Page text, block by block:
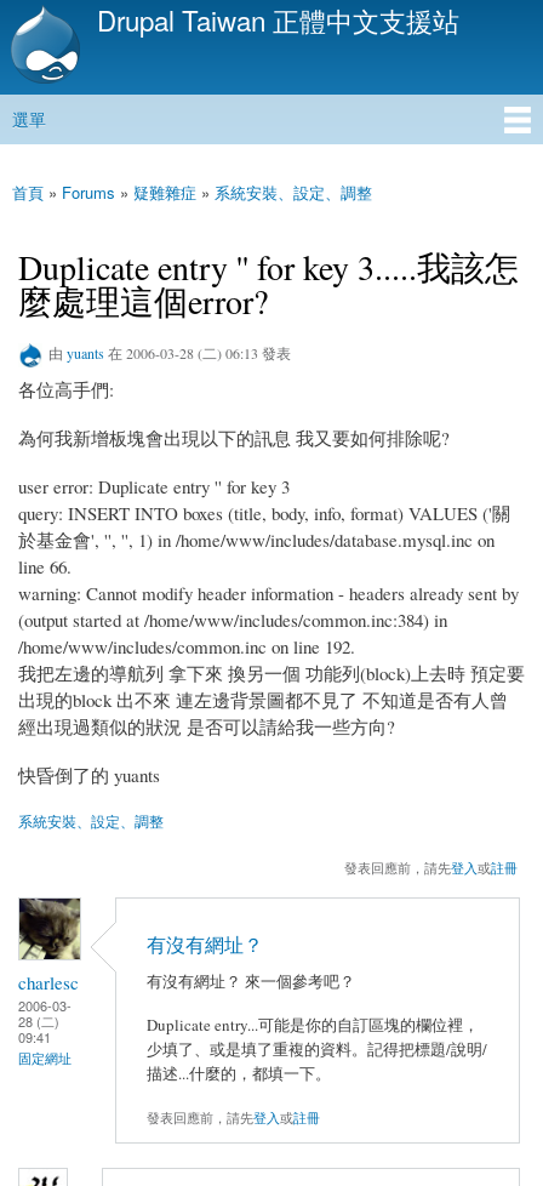
移
內
Drupal Taiwan 正體中文支援站
主選單
選單
您在這裡
首頁 » Forums » 疑難雜症 » 系統安裝、設定、調整
Duplicate entry '' for key 3.....我該怎
麼處理這個error?
由 yuants 在 2006-03-28 (二) 06:13 發表
各位高手們:
為何我新增板塊會出現以下的訊息 我又要如何排除呢?
user error: Duplicate entry '' for key 3
query: INSERT INTO boxes (title, body, info, format) VALUES ('關
於基金會', '', '', 1) in /home/www/includes/database.mysql.inc on
line 66.
warning: Cannot modify header information - headers already sent by
(output started at /home/www/includes/common.inc:384) in
/home/www/includes/common.inc on line 192.
我把左邊的導航列 拿下來 換另一個 功能列(block)上去時 預定要
出現的block 出不來 連左邊背景圖都不見了 不知道是否有人曾
經出現過類似的狀況 是否可以請給我一些方向?
快昏倒了的 yuants
系統安裝、設定、調整
發表回應前，請先登入或註冊
charlesc
2006-03-
28 (二)
09:41
固定網址
有沒有網址？
有沒有網址？ 來一個參考吧？
Duplicate entry...可能是你的自訂區塊的欄位裡，
少填了、或是填了重複的資料。記得把標題/說明/
描述...什麼的，都填一下。
發表回應前，請先登入或註冊